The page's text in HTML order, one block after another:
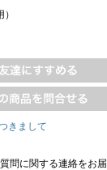
きまして
問に関する連絡をお届